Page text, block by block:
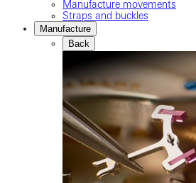
Manufacture movements
Straps and buckles
Manufacture
Back